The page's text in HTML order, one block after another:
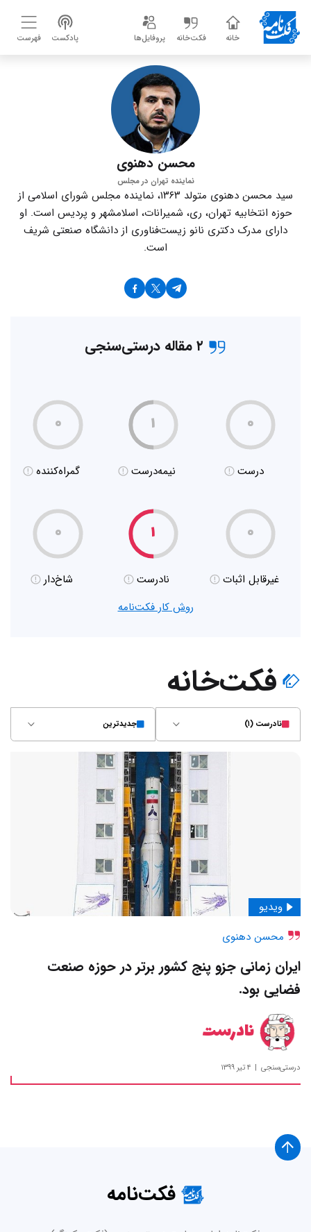
خانه فکت‌خانه پروفایل‌ها پادکست فهرست
محسن دهنوی
نماینده تهران در مجلس
سید محسن دهنوی متولد ۱۳۶۳، نماینده مجلس شورای اسلامی از
حوزه انتخابیه تهران، ری، شمیرانات، اسلامشهر و پردیس است. او
دارای مدرک دکتری نانو زیست‌فناوری از دانشگاه صنعتی شریف
است.
۲ مقاله درستی‌سنجی
۰
درست
۱
نیمه‌درست
۰
گمراه‌کننده
۰
غیر‌قابل اثبات
۱
نادرست
۰
شاخ‌دار
روش کار فکت‌نامه
فکت‌خانه
نادرست (۱) جدیدترین
محسن دهنوی
ویدیو
ایران زمانی جزو پنج کشور برتر در حوزه صنعت
فضایی بود.
نادرست
درستی‌سنجی ۴ تیر ۱۳۹۹
فکت‌نامه